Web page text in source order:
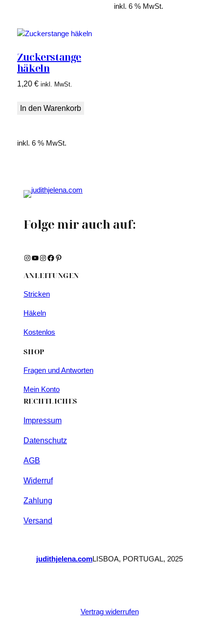
inkl. 6 % MwSt.
Zuckerstange
häkeln
1,20 € inkl. MwSt.
In den Warenkorb
inkl. 6 % MwSt.
Folge mir auch auf:
Instagram YouTube Instagram Facebook Pinterest
ANLEITUNGEN
Stricken
Häkeln
Kostenlos
SHOP
Fragen und Antworten
Mein Konto
RECHTLICHES
Impressum
Datenschutz
AGB
Widerruf
Zahlung
Versand
judithjelena.comLISBOA, PORTUGAL, 2025
Vertrag widerrufen